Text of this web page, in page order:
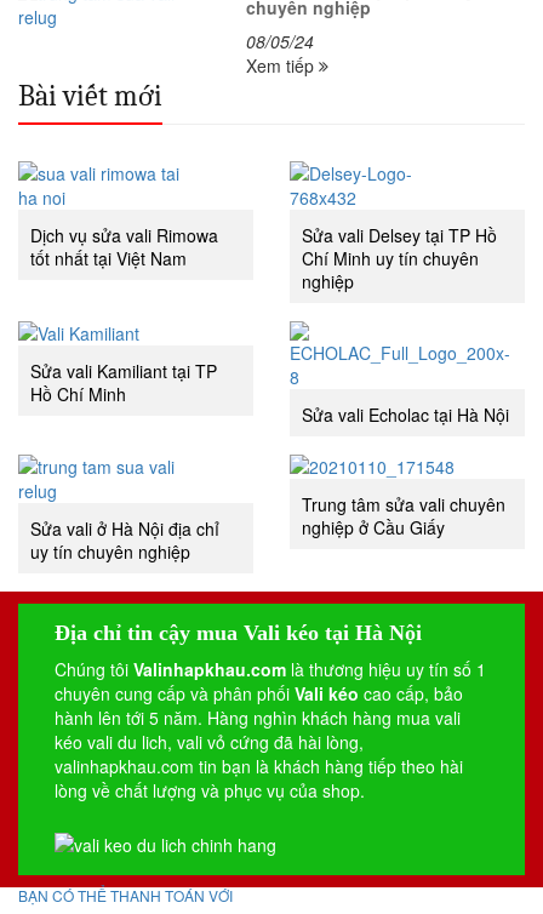
chuyên nghiệp
08/05/24
Xem tiếp
Bài viết mới
Dịch vụ sửa vali Rimowa
tốt nhất tại Việt Nam
Sửa vali Delsey tại TP Hồ
Chí Minh uy tín chuyên
nghiệp
Sửa vali Kamiliant tại TP
Hồ Chí Minh
Sửa vali Echolac tại Hà Nội
Sửa vali ở Hà Nội địa chỉ
uy tín chuyên nghiệp
Trung tâm sửa vali chuyên
nghiệp ở Cầu Giấy
Địa chỉ tin cậy mua Vali kéo tại Hà Nội
Chúng tôi Valinhapkhau.com là thương hiệu uy tín số 1
chuyên cung cấp và phân phối Vali kéo cao cấp, bảo
hành lên tới 5 năm. Hàng nghìn khách hàng mua vali
kéo vali du lich, vali vỏ cứng đã hài lòng,
valinhapkhau.com tin bạn là khách hàng tiếp theo hài
lòng về chất lượng và phục vụ của shop.
BẠN CÓ THỂ THANH TOÁN VỚI